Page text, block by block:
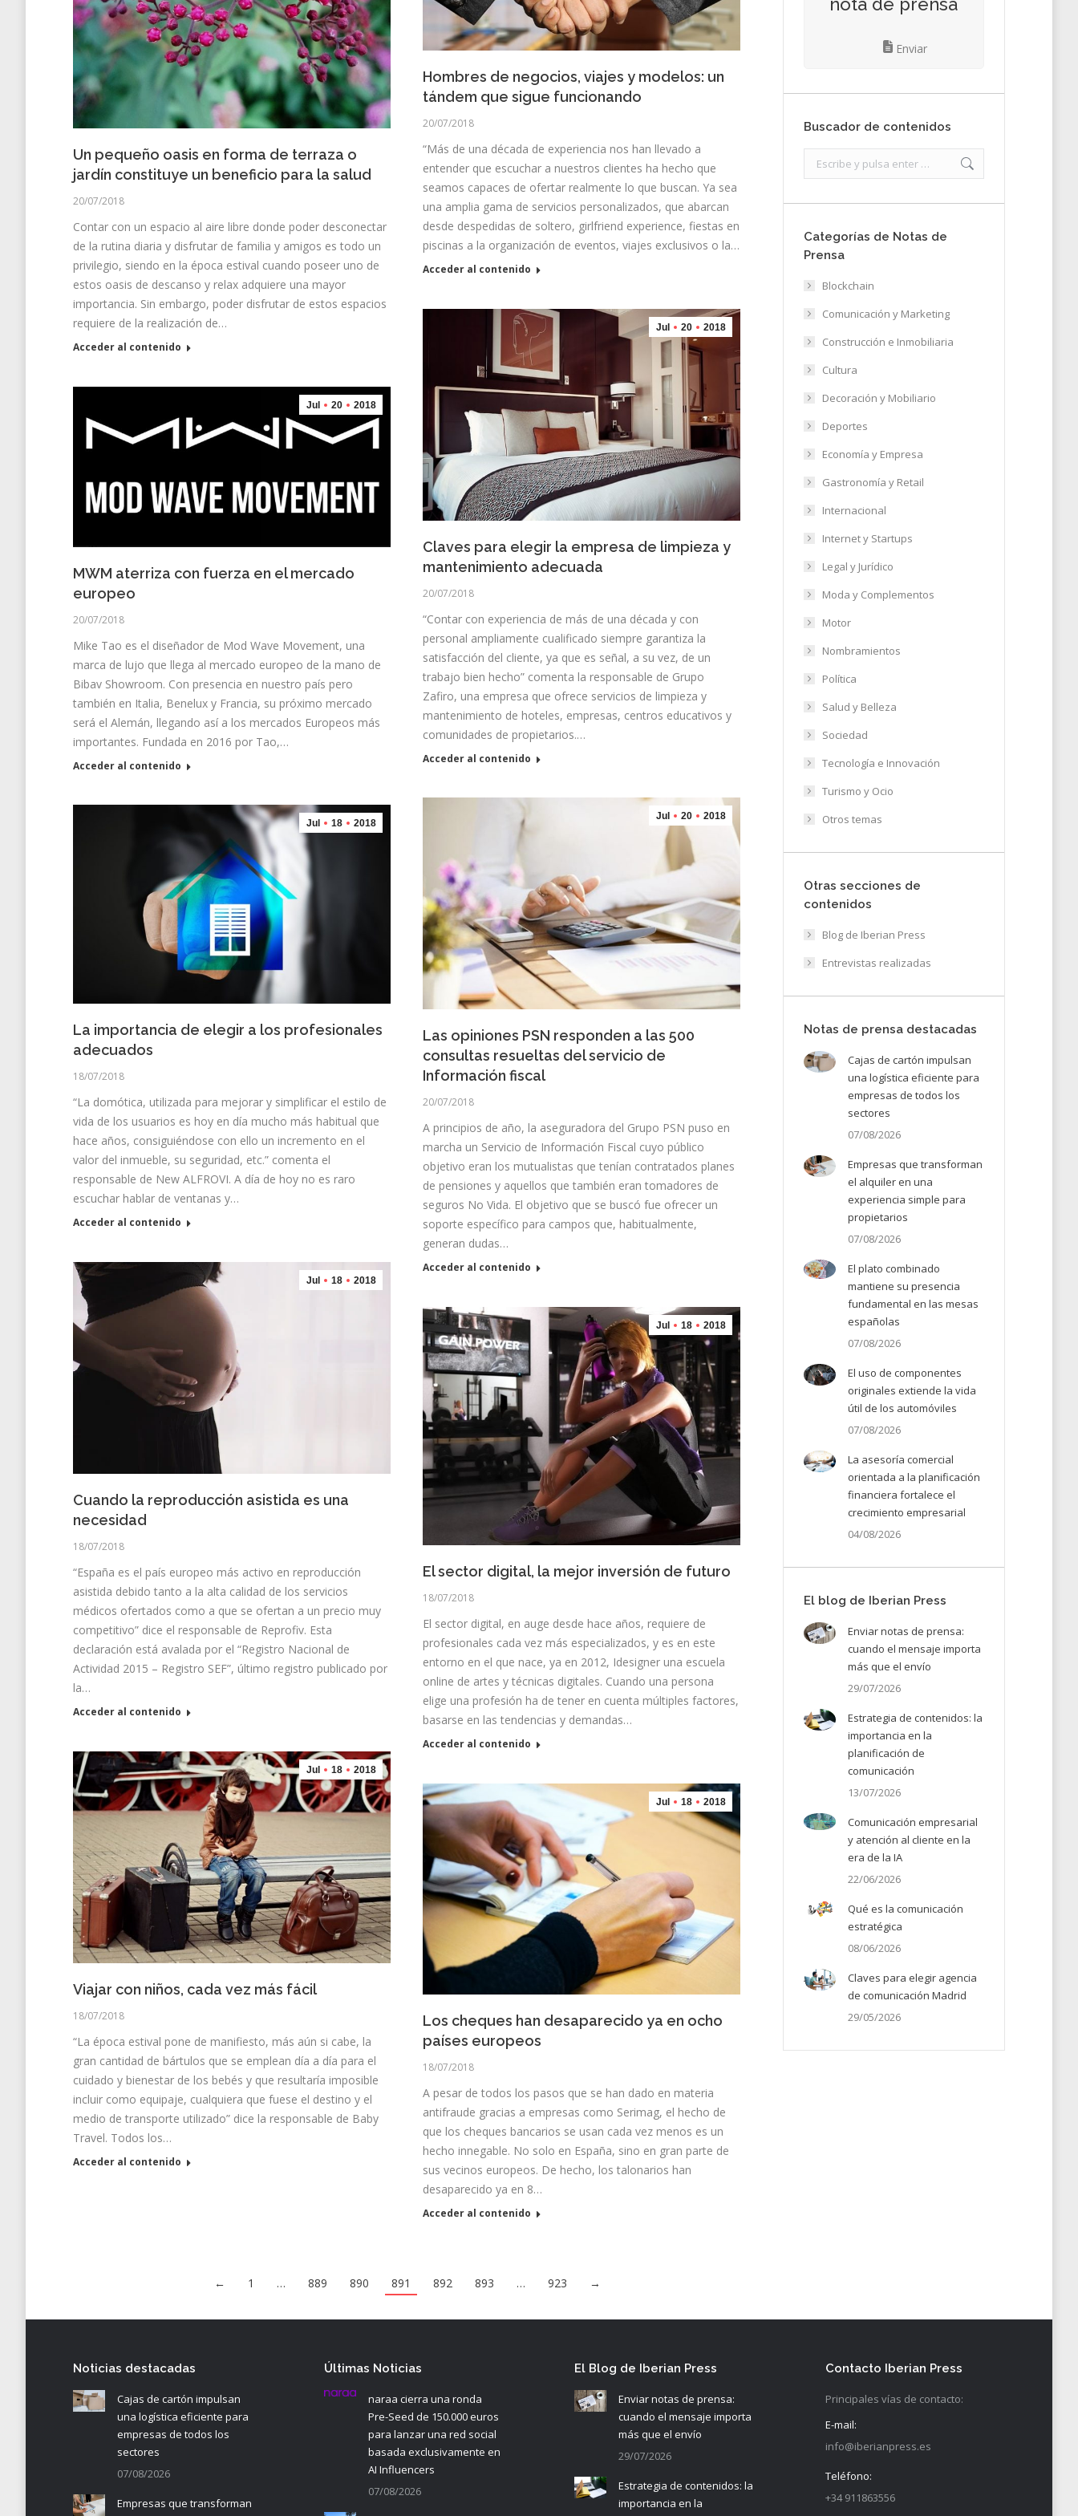
Un pequeño oasis en forma de terraza o
jardín constituye un beneficio para la salud
20/07/2018
Contar con un espacio al aire libre donde poder desconectar
de la rutina diaria y disfrutar de familia y amigos es todo un
privilegio, siendo en la época estival cuando poseer uno de
estos oasis de descanso y relax adquiere una mayor
importancia. Sin embargo, poder disfrutar de estos espacios
requiere de la realización de…
Acceder al contenido
Hombres de negocios, viajes y modelos: un
tándem que sigue funcionando
20/07/2018
“Más de una década de experiencia nos han llevado a
entender que escuchar a nuestros clientes ha hecho que
seamos capaces de ofertar realmente lo que buscan. Ya sea
una amplia gama de servicios personalizados, que abarcan
desde despedidas de soltero, girlfriend experience, fiestas en
piscinas a la organización de eventos, viajes exclusivos o la…
Acceder al contenido
Jul 20 2018
Claves para elegir la empresa de limpieza y
mantenimiento adecuada
20/07/2018
“Contar con experiencia de más de una década y con
personal ampliamente cualificado siempre garantiza la
satisfacción del cliente, ya que es señal, a su vez, de un
trabajo bien hecho” comenta la responsable de Grupo
Zafiro, una empresa que ofrece servicios de limpieza y
mantenimiento de hoteles, empresas, centros educativos y
comunidades de propietarios.…
Acceder al contenido
Jul 20 2018
MWM aterriza con fuerza en el mercado
europeo
20/07/2018
Mike Tao es el diseñador de Mod Wave Movement, una
marca de lujo que llega al mercado europeo de la mano de
Bibav Showroom. Con presencia en nuestro país pero
también en Italia, Benelux y Francia, su próximo mercado
será el Alemán, llegando así a los mercados Europeos más
importantes. Fundada en 2016 por Tao,…
Acceder al contenido
Jul 20 2018
Las opiniones PSN responden a las 500
consultas resueltas del servicio de
Información fiscal
20/07/2018
A principios de año, la aseguradora del Grupo PSN puso en
marcha un Servicio de Información Fiscal cuyo público
objetivo eran los mutualistas que tenían contratados planes
de pensiones y aquellos que también eran tomadores de
seguros No Vida. El objetivo que se buscó fue ofrecer un
soporte específico para campos que, habitualmente,
generan dudas…
Acceder al contenido
Jul 18 2018
La importancia de elegir a los profesionales
adecuados
18/07/2018
“La domótica, utilizada para mejorar y simplificar el estilo de
vida de los usuarios es hoy en día mucho más habitual que
hace años, consiguiéndose con ello un incremento en el
valor del inmueble, su seguridad, etc.” comenta el
responsable de New ALFROVI. A día de hoy no es raro
escuchar hablar de ventanas y…
Acceder al contenido
Jul 18 2018
Cuando la reproducción asistida es una
necesidad
18/07/2018
“España es el país europeo más activo en reproducción
asistida debido tanto a la alta calidad de los servicios
médicos ofertados como a que se ofertan a un precio muy
competitivo” dice el responsable de Reprofiv. Esta
declaración está avalada por el “Registro Nacional de
Actividad 2015 – Registro SEF”, último registro publicado por
la…
Acceder al contenido
Jul 18 2018
El sector digital, la mejor inversión de futuro
18/07/2018
El sector digital, en auge desde hace años, requiere de
profesionales cada vez más especializados, y es en este
entorno en el que nace, ya en 2012, Idesigner una escuela
online de artes y técnicas digitales. Cuando una persona
elige una profesión ha de tener en cuenta múltiples factores,
basarse en las tendencias y demandas…
Acceder al contenido
Jul 18 2018
Viajar con niños, cada vez más fácil
18/07/2018
“La época estival pone de manifiesto, más aún si cabe, la
gran cantidad de bártulos que se emplean día a día para el
cuidado y bienestar de los bebés y que resultaría imposible
incluir como equipaje, cualquiera que fuese el destino y el
medio de transporte utilizado” dice la responsable de Baby
Travel. Todos los…
Acceder al contenido
Jul 18 2018
Los cheques han desaparecido ya en ocho
países europeos
18/07/2018
A pesar de todos los pasos que se han dado en materia
antifraude gracias a empresas como Serimag, el hecho de
que los cheques bancarios se usan cada vez menos es un
hecho innegable. No solo en España, sino en gran parte de
sus vecinos europeos. De hecho, los talonarios han
desaparecido ya en 8…
Acceder al contenido
← 1 … 889 890 891 892 893 … 923 →
Enviar
Buscador de contenidos
Categorías de Notas de
Prensa
Blockchain
Comunicación y Marketing
Construcción e Inmobiliaria
Cultura
Decoración y Mobiliario
Deportes
Economía y Empresa
Gastronomía y Retail
Internacional
Internet y Startups
Legal y Jurídico
Moda y Complementos
Motor
Nombramientos
Política
Salud y Belleza
Sociedad
Tecnología e Innovación
Turismo y Ocio
Otros temas
Otras secciones de
contenidos
Blog de Iberian Press
Entrevistas realizadas
Notas de prensa destacadas
Cajas de cartón impulsan
una logística eficiente para
empresas de todos los
sectores
07/08/2026
Empresas que transforman
el alquiler en una
experiencia simple para
propietarios
07/08/2026
El plato combinado
mantiene su presencia
fundamental en las mesas
españolas
07/08/2026
El uso de componentes
originales extiende la vida
útil de los automóviles
07/08/2026
La asesoría comercial
orientada a la planificación
financiera fortalece el
crecimiento empresarial
04/08/2026
El blog de Iberian Press
Enviar notas de prensa:
cuando el mensaje importa
más que el envío
29/07/2026
Estrategia de contenidos: la
importancia en la
planificación de
comunicación
13/07/2026
Comunicación empresarial
y atención al cliente en la
era de la IA
22/06/2026
Qué es la comunicación
estratégica
08/06/2026
Claves para elegir agencia
de comunicación Madrid
29/05/2026
Noticias destacadas
Cajas de cartón impulsan
una logística eficiente para
empresas de todos los
sectores
07/08/2026
Empresas que transforman
Últimas Noticias
naraa cierra una ronda
Pre-Seed de 150.000 euros
para lanzar una red social
basada exclusivamente en
AI Influencers
07/08/2026
El Blog de Iberian Press
Enviar notas de prensa:
cuando el mensaje importa
más que el envío
29/07/2026
Estrategia de contenidos: la
importancia en la
Contacto Iberian Press
Principales vías de contacto:
E-mail:
info@iberianpress.es
Teléfono:
+34 911863556